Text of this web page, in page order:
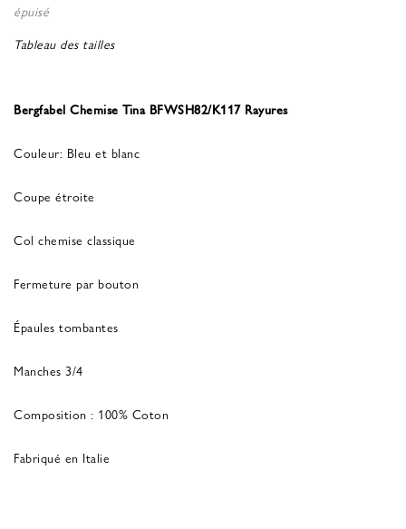
épuisé
Tableau des tailles
Bergfabel Chemise Tina BFWSH82/K117 Rayures
Couleur: Bleu et blanc
Coupe étroite
Col chemise classique
Fermeture par bouton
Épaules tombantes
Manches 3/4
Composition : 100% Coton
Fabriqué en Italie